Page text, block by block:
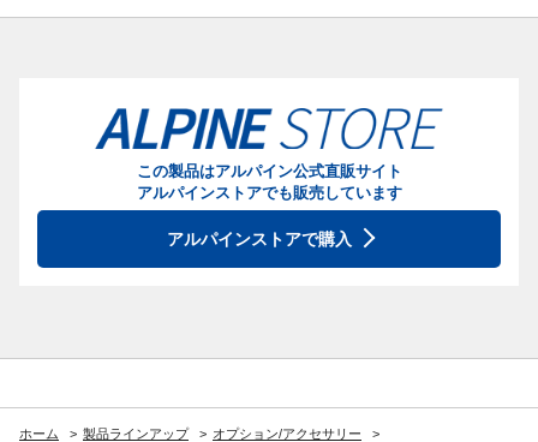
この製品はアルパイン公式直販サイト
アルパインストアでも販売しています
アルパインストアで購入
ホーム 製品ラインアップ
オプション/アクセサリー